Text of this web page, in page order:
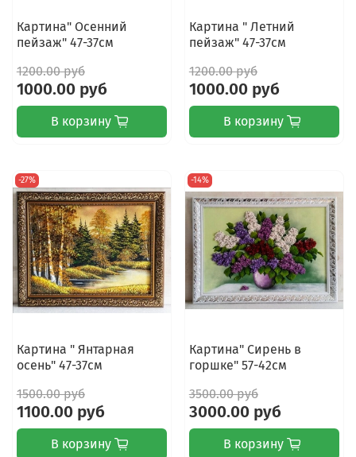
Картина" Осенний
пейзаж" 47-37см
1200.00 руб
1000.00 руб
В корзину
Картина " Летний
пейзаж" 47-37см
1200.00 руб
1000.00 руб
В корзину
-27%
Картина " Янтарная
осень" 47-37см
1500.00 руб
1100.00 руб
В корзину
-14%
Картина" Сирень в
горшке" 57-42см
3500.00 руб
3000.00 руб
В корзину